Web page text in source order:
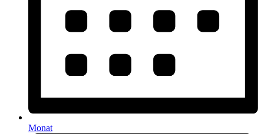
Monat